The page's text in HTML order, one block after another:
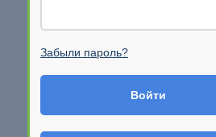
Забыли пароль?
Войти